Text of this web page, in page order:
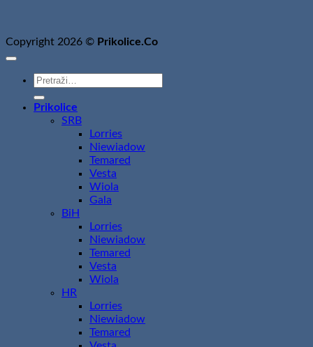
Copyright 2026 © Prikolice.Co
Pretraži:
Prikolice
SRB
Lorries
Niewiadow
Temared
Vesta
Wiola
Gala
BiH
Lorries
Niewiadow
Temared
Vesta
Wiola
HR
Lorries
Niewiadow
Temared